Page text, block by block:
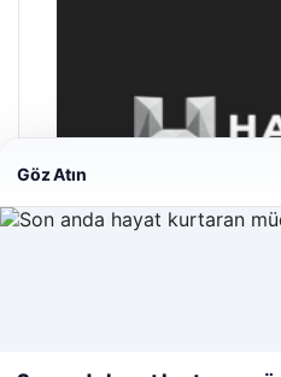
deneyiminizi kişiselleştirmek ve
Göz Atın